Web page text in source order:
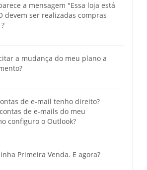
a mensagem "Essa loja está
devem ser realizadas compras
a mudança do meu plano a
de e-mail tenho direito?
de e-mails do meu
configuro o Outlook?
Primeira Venda. E agora?